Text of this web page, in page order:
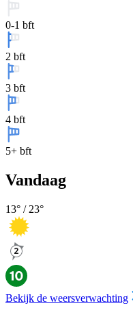
0-1 bft
2 bft
3 bft
4 bft
5+ bft
Vandaag
13° / 23°
Bekijk de weersverwachting